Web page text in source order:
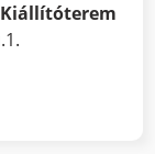
Kiállítóterem